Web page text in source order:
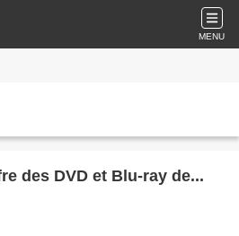
MENU
des DVD et Blu-ray de...